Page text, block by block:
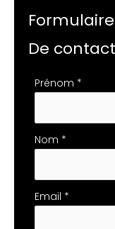
Formulaire
De contact
Formulaire
avec
téléphone
Prénom *
Nom *
Email *